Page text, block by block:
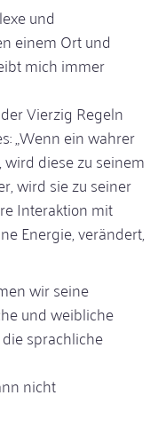
und
einem Ort und
mich immer
Vierzig Regeln
„Wenn ein wahrer
diese zu seinem
wird sie zu seiner
Interaktion mit
Energie, verändert,
wir seine
und weibliche
sprachliche
nicht